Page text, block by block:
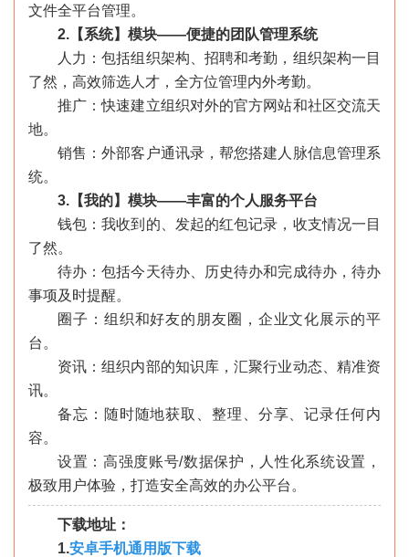
文件全平台管理。
2.【系统】模块——便捷的团队管理系统
人力：包括组织架构、招聘和考勤，组织架构一目
了然，高效筛选人才，全方位管理内外考勤。
推广：快速建立组织对外的官方网站和社区交流天
地。
销售：外部客户通讯录，帮您搭建人脉信息管理系
统。
3.【我的】模块——丰富的个人服务平台
钱包：我收到的、发起的红包记录，收支情况一目
了然。
待办：包括今天待办、历史待办和完成待办，待办
事项及时提醒。
圈子：组织和好友的朋友圈，企业文化展示的平
台。
资讯：组织内部的知识库，汇聚行业动态、精准资
讯。
备忘：随时随地获取、整理、分享、记录任何内
容。
设置：高强度账号/数据保护，人性化系统设置，
极致用户体验，打造安全高效的办公平台。
下载地址：
1.安卓手机通用版下载